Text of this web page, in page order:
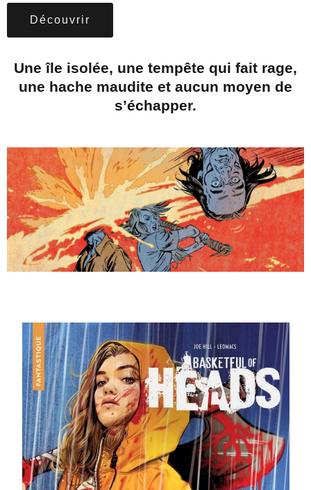
Découvrir
Une île isolée, une tempête qui fait rage,
une hache maudite et aucun moyen de
s’échapper.